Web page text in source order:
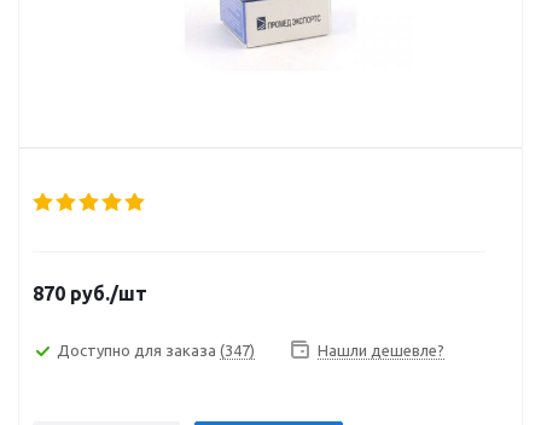
870 руб./шт
Доступно для заказа (347) Нашли дешевле?